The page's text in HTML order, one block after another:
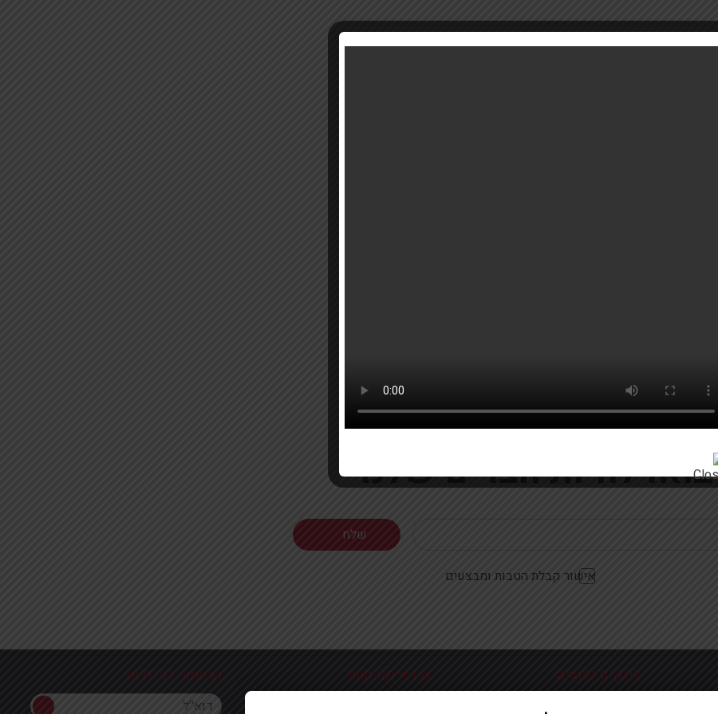
רוצים להתעדכן ראשונים על מבצעים והטבות?
בואו להיות חברים שלנו
אישור קבלת הטבות ומבצעים
לינקים נפוצים צרו איתנו קשר הרשמה לניוזלטר
הרשמה לניוזלטר